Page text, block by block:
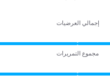
إجمالي العرضيات
مجموع التمريرات